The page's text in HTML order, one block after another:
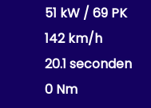
51 kW / 69 PK
142 km/h
20.1 seconden
0 Nm